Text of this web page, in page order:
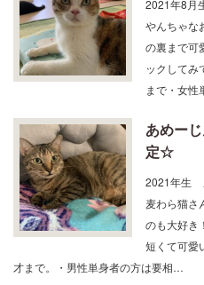
2021年8月
やんちゃな
の裏まで可
ックして
まで・女
あめー
定☆
2021年生
麦わら猫さ
のも大好き
短くて可
才まで。・男性単身者の方は要相…